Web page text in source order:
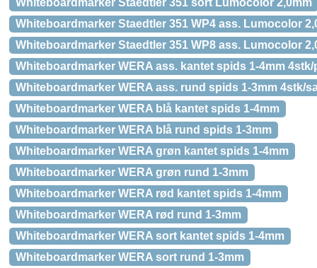
Whiteboardmarker Staedtler 351 sort Lumocolor 2,0mm
Whiteboardmarker Staedtler 351 WP4 ass. Lumocolor
Whiteboardmarker Staedtler 351 WP8 ass. Lumocolor
Whiteboardmarker WERA ass. kantet spids 1-4mm 4stk/
Whiteboardmarker WERA ass. rund spids 1-3mm 4stk/
Whiteboardmarker WERA blå kantet spids 1-4mm
Whiteboardmarker WERA blå rund spids 1-3mm
Whiteboardmarker WERA grøn kantet spids 1-4mm
Whiteboardmarker WERA grøn rund 1-3mm
Whiteboardmarker WERA rød kantet spids 1-4mm
Whiteboardmarker WERA rød rund 1-3mm
Whiteboardmarker WERA sort kantet spids 1-4mm
Whiteboardmarker WERA sort rund 1-3mm